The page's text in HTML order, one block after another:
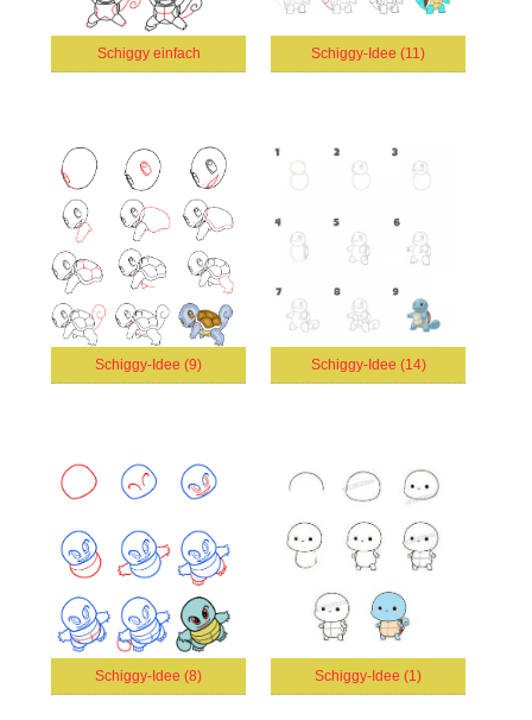
Schiggy einfach Schiggy-Idee (11)
Schiggy-Idee (9) Schiggy-Idee (14)
Schiggy-Idee (8) Schiggy-Idee (1)